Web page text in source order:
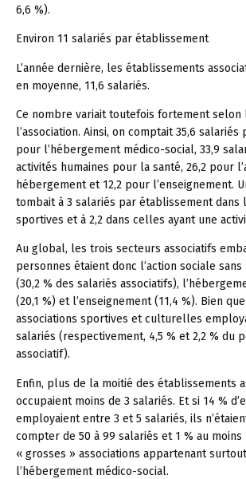
6,6 %).
Environ 11 salariés par établissement
L’année dernière, les établissements
en moyenne, 11,6 salariés.
Ce nombre variait toutefois fortement selon
l’association. Ainsi, on comptait 35,6
pour l’hébergement médico-social, 33,9
activités humaines pour la santé, 26,2 pour
hébergement et 12,2 pour l’enseignement.
tombait à 3 salariés par établissement dans
sportives et à 2,2 dans celles ayant une
Au global, les trois secteurs associatifs
personnes étaient donc l’action sociale
(30,2 % des salariés associatifs),
(20,1 %) et l’enseignement (11,4 %). Bien
associations sportives et culturelles
salariés (respectivement, 4,5 % et 2,2 % du
associatif).
Enfin, plus de la moitié des établissements
occupaient moins de 3 salariés. Et si 14 %
employaient entre 3 et 5 salariés, ils
compter de 50 à 99 salariés et 1 % au moins
« grosses » associations appartenant
l’hébergement médico-social.